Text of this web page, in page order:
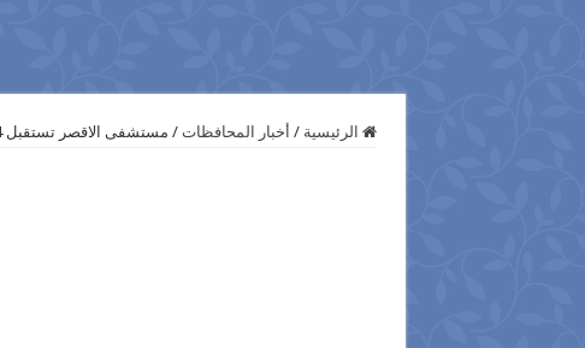
الرئيسية / أخبار المحافظات / مستشفى الاقصر تستقبل 4عمال من فندق ونتربلاس بعد تدهور صحتهم بالاضراب عن الطعام